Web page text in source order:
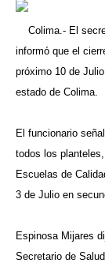
Colima.- El
informó que el
próximo 10 de
estado de Colima.
El funcionario
todos los
Escuelas de
3 de Julio en
Espinosa Mijares
Secretario de